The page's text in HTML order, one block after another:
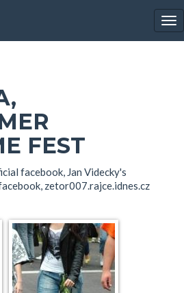
FEST
facebook, Jan Videcky's
zetor007.rajce.idnes.cz